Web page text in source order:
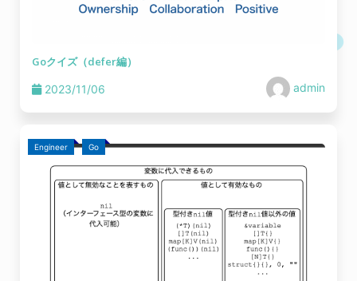
Goクイズ（defer編）
2023/11/06 admin
Engineer Go